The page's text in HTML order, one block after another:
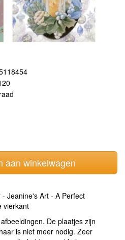
aan winkelwagen
Jeanine's Art - A Perfect
vierkant
De plaatjes zijn
is niet meer nodig. Zeer